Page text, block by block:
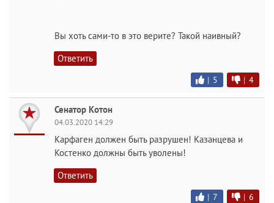
Вы хоть сами-то в это верите? Такой наивный?
Ответить
| 5 | 4
Сенатор Котон
04.03.2020 14:29
Карфаген должен быть разрушен! Казанцева и
Костенко должны быть уволены!
Ответить
| 7 | 6